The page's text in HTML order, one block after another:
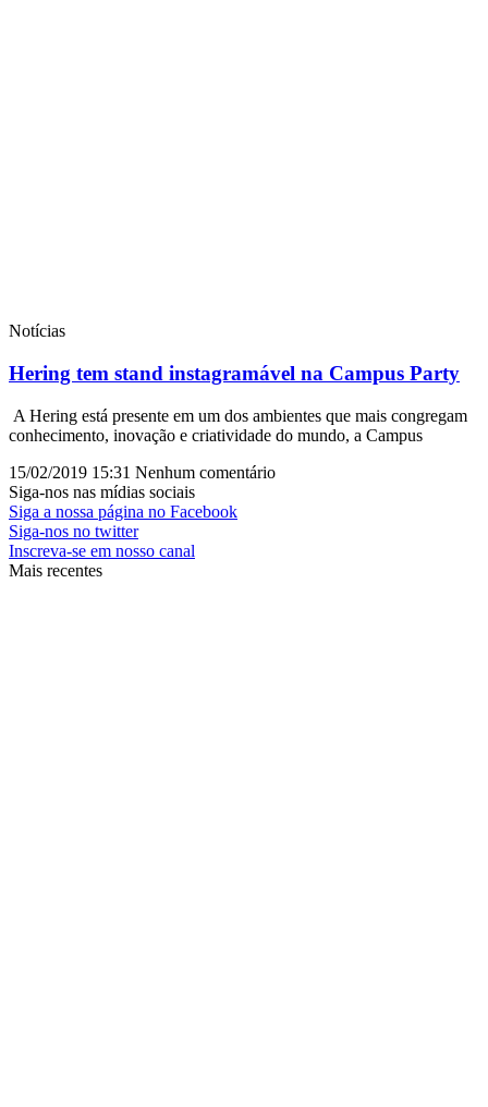
Notícias
Hering tem stand instagramável na Campus Party
A Hering está presente em um dos ambientes que mais congregam
conhecimento, inovação e criatividade do mundo, a Campus
15/02/2019 15:31 Nenhum comentário
Siga-nos nas mídias sociais
Siga a nossa página no Facebook
Siga-nos no twitter
Inscreva-se em nosso canal
Mais recentes